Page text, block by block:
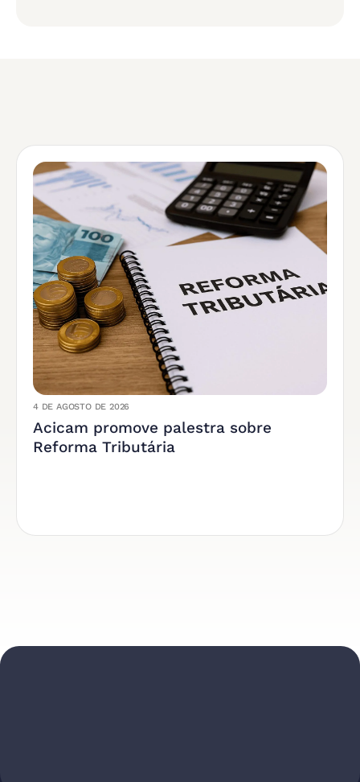
4 DE AGOSTO DE 2026
Acicam promove palestra sobre
Reforma Tributária